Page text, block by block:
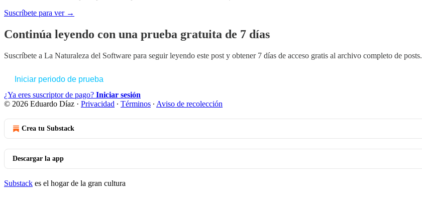
Suscríbete para ver →
Continúa leyendo con una prueba gratuita de 7 días
Suscríbete a La Naturaleza del Software para seguir leyendo este post y obtener 7 días de acceso gratis al archivo completo de posts.
Iniciar periodo de prueba
¿Ya eres suscriptor de pago? Iniciar sesión
© 2026 Eduardo Díaz · Privacidad ∙ Términos ∙ Aviso de recolección
Crea tu Substack
Descargar la app
Substack es el hogar de la gran cultura